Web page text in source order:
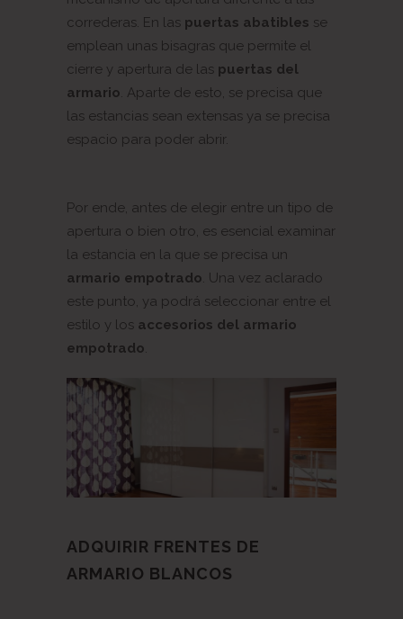
correderas. En las puertas abatibles se
emplean unas bisagras que permite el
cierre y apertura de las puertas del
armario. Aparte de esto, se precisa que
las estancias sean extensas ya se precisa
espacio para poder abrir.
Por ende, antes de elegir entre un tipo de
apertura o bien otro, es esencial examinar
la estancia en la que se precisa un
armario empotrado. Una vez aclarado
este punto, ya podrá seleccionar entre el
estilo y los accesorios del armario
empotrado.
ADQUIRIR FRENTES DE
ARMARIO BLANCOS